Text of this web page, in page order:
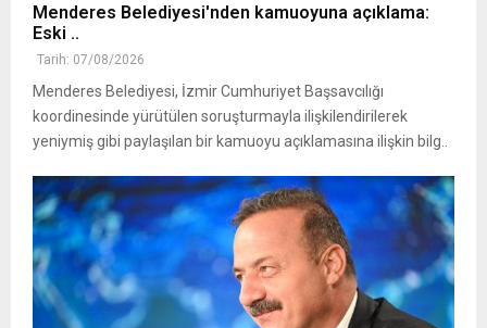
Menderes Belediyesi'nden kamuoyuna açıklama:
Eski ..
Tarih: 07/08/2026
Menderes Belediyesi, İzmir Cumhuriyet Başsavcılığı
koordinesinde yürütülen soruşturmayla ilişkilendirilerek
yeniymiş gibi paylaşılan bir kamuoyu açıklamasına ilişkin bilg..